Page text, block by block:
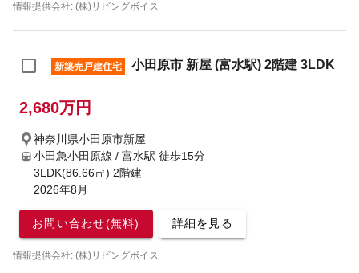
情報提供会社: (株)リビングボイス
新築売戸建住宅 小田原市 新屋 (富水駅) 2階建 3LDK
2,680万円
神奈川県小田原市新屋
小田急小田原線 / 富水駅 徒歩15分
3LDK(86.66㎡) 2階建
2026年8月
お問い合わせ(無料) 詳細を見る
情報提供会社: (株)リビングボイス